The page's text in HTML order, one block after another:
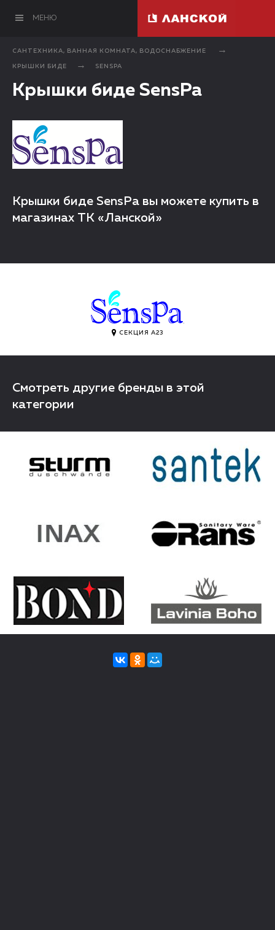
МЕНЮ
САНТЕХНИКА, ВАННАЯ КОМНАТА, ВОДОСНАБЖЕНИЕ
КРЫШКИ БИДЕ SENSPA
Крышки биде SensPa
Крышки биде SensPa вы можете купить в
магазинах ТК «Ланской»
.
СЕКЦИЯ А23
Смотреть другие бренды в этой
категории